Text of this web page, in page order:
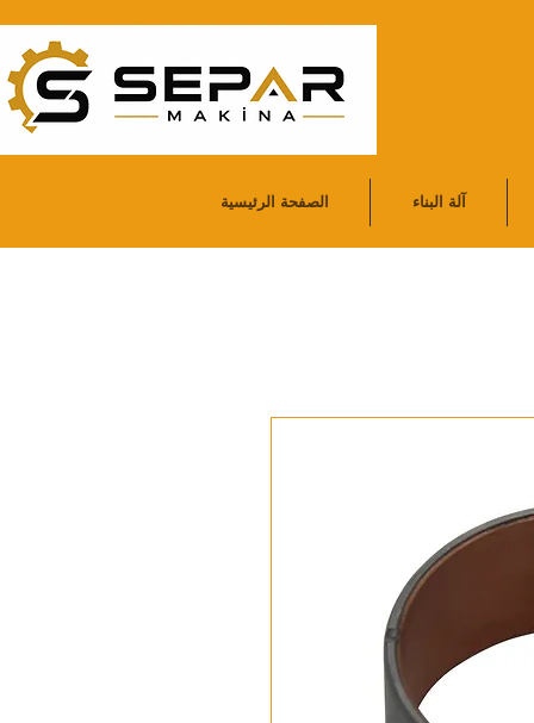
الصفحة الرئيسية آلة البناء